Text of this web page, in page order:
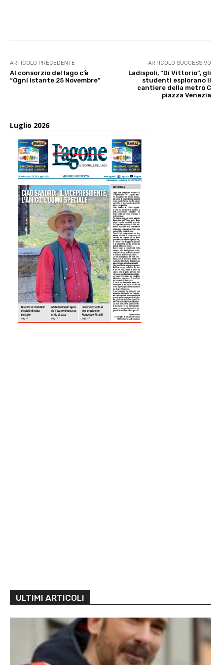
ARTICOLO PRECEDENTE
Al consorzio del lago c’è
“Ogni istante 25 Novembre”
ARTICOLO SUCCESSIVO
Ladispoli, “Di Vittorio”, gli
studenti esplorano il
cantiere della metro C
piazza Venezia
Luglio 2026
ULTIMI ARTICOLI